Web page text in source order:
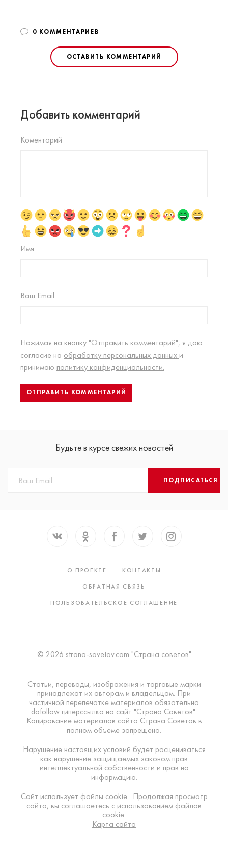
0 КОММЕНТАРИЕВ
ОСТАВИТЬ КОММЕНТАРИЙ
Добавить комментарий
Коментарий
Имя
Ваш Email
Нажимая на кнопку "Отправить комментарий", я даю
согласие на обработку персональных данных и
принимаю политику конфиденциальности.
Будьте в курсе свежих новостей
ПОДПИСАТЬСЯ
О ПРОЕКТЕ
КОНТАКТЫ
ОБРАТНАЯ СВЯЗЬ
ПОЛЬЗОВАТЕЛЬСКОЕ СОГЛАШЕНИЕ
© 2026 strana-sovetov.com "Страна советов"
Статьи, переводы, изображения и торговые марки
принадлежат их авторам и владельцам. При
частичной перепечатке материалов обязательна
dofollow гиперссылка на сайт "Страна Советов".
Копирование материалов сайта Страна Советов в
полном объеме запрещено.
Нарушение настоящих условий будет расцениваться
как нарушение защищаемых законом прав
интеллектуальной собственности и прав на
информацию.
Сайт использует файлы cookie . Продолжая просмотр
сайта, вы соглашаетесь с использованием файлов
cookie.
Карта сайта